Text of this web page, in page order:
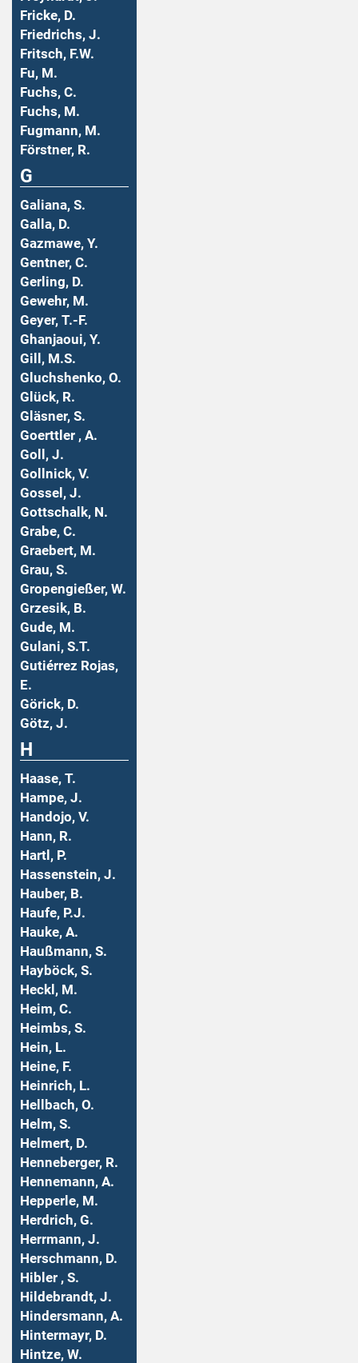
Fricke, D.
Friedrichs, J.
Fritsch, F.W.
Fu, M.
Fuchs, C.
Fuchs, M.
Fugmann, M.
Förstner, R.
G
Galiana, S.
Galla, D.
Gazmawe, Y.
Gentner, C.
Gerling, D.
Gewehr, M.
Geyer, T.-F.
Ghanjaoui, Y.
Gill, M.S.
Gluchshenko, O.
Glück, R.
Gläsner, S.
Goerttler , A.
Goll, J.
Gollnick, V.
Gossel, J.
Gottschalk, N.
Grabe, C.
Graebert, M.
Grau, S.
Gropengießer, W.
Grzesik, B.
Gude, M.
Gulani, S.T.
Gutiérrez Rojas,
E.
Görick, D.
Götz, J.
H
Haase, T.
Hampe, J.
Handojo, V.
Hann, R.
Hartl, P.
Hassenstein, J.
Hauber, B.
Haufe, P.J.
Hauke, A.
Haußmann, S.
Hayböck, S.
Heckl, M.
Heim, C.
Heimbs, S.
Hein, L.
Heine, F.
Heinrich, L.
Hellbach, O.
Helm, S.
Helmert, D.
Henneberger, R.
Hennemann, A.
Hepperle, M.
Herdrich, G.
Herrmann, J.
Herschmann, D.
Hibler , S.
Hildebrandt, J.
Hindersmann, A.
Hintermayr, D.
Hintze, W.